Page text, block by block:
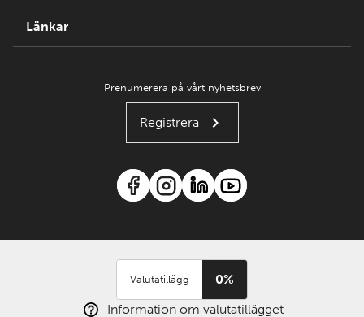
Länkar
Prenumerera på vårt nyhetsbrev
Registrera
Valutatillägg
0%
Information om valutatillägget